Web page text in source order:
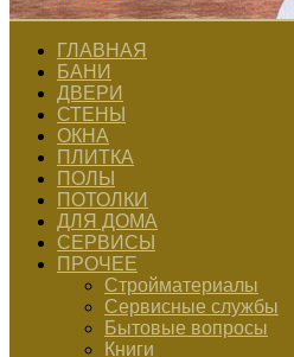
ГЛАВНАЯ
БАНИ
ДВЕРИ
СТЕНЫ
ОКНА
ПЛИТКА
ПОЛЫ
ПОТОЛКИ
ДЛЯ ДОМА
СЕРВИСЫ
ПРОЧЕЕ
Стройматериалы
Сервисные службы
Бытовые вопросы
Книги